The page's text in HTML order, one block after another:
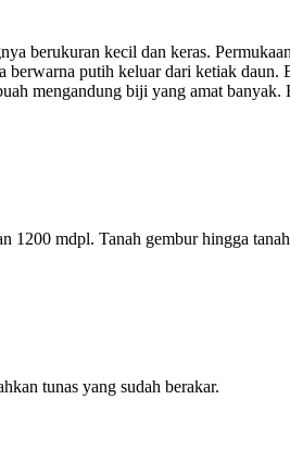
berukuran kecil dan keras.
putih keluar dari ketiak
mengandung biji yang amat
mdpl. Tanah gembur hingga
tunas yang sudah berakar.